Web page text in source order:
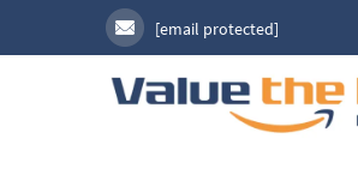
[email protected]